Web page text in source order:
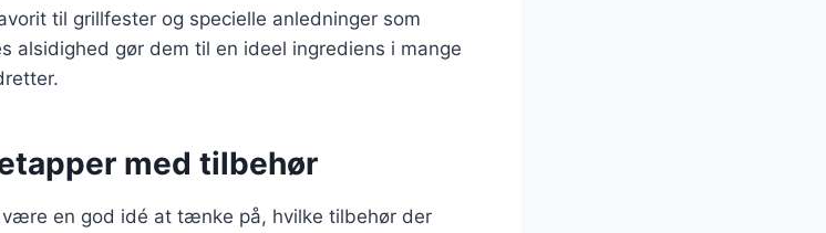
til grillfester og specielle anledninger som
alsidighed gør dem til en ideel ingrediens i mange
med tilbehør
en god idé at tænke på, hvilke tilbehør der